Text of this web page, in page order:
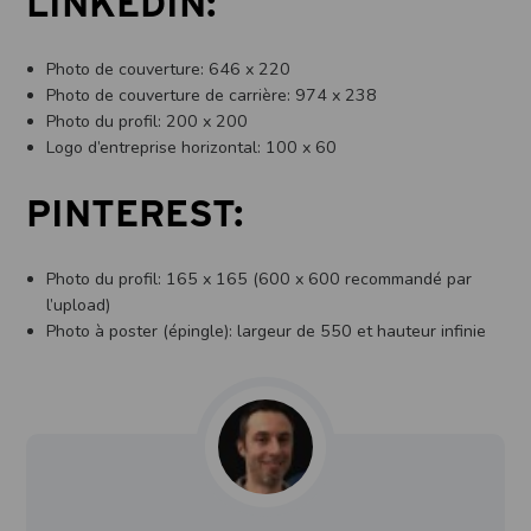
Photo de couverture: 646 x 220
Photo de couverture de carrière: 974 x 238
Photo du profil: 200 x 200
Logo d’entreprise horizontal: 100 x 60
PINTEREST:
Photo du profil: 165 x 165 (600 x 600 recommandé par
l’upload)
Photo à poster (épingle): largeur de 550 et hauteur infinie